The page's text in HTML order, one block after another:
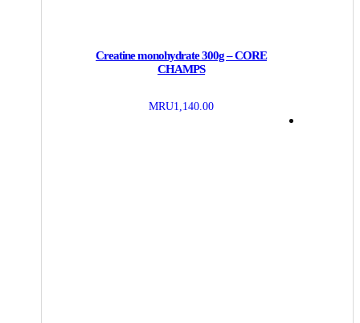
Creatine monohydrate 300g – CORE
CHAMPS
MRU1,140.00